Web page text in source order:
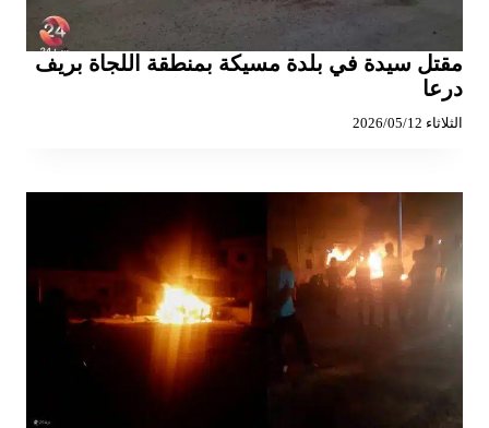
مقتل سيدة في بلدة مسيكة بمنطقة اللجاة بريف
درعا
الثلاثاء 2026/05/12